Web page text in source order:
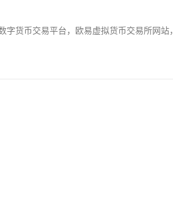
货币交易平台，欧易虚拟货币交易所网站，